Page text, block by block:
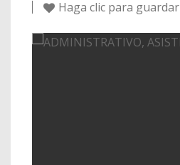
Haga clic para guardar